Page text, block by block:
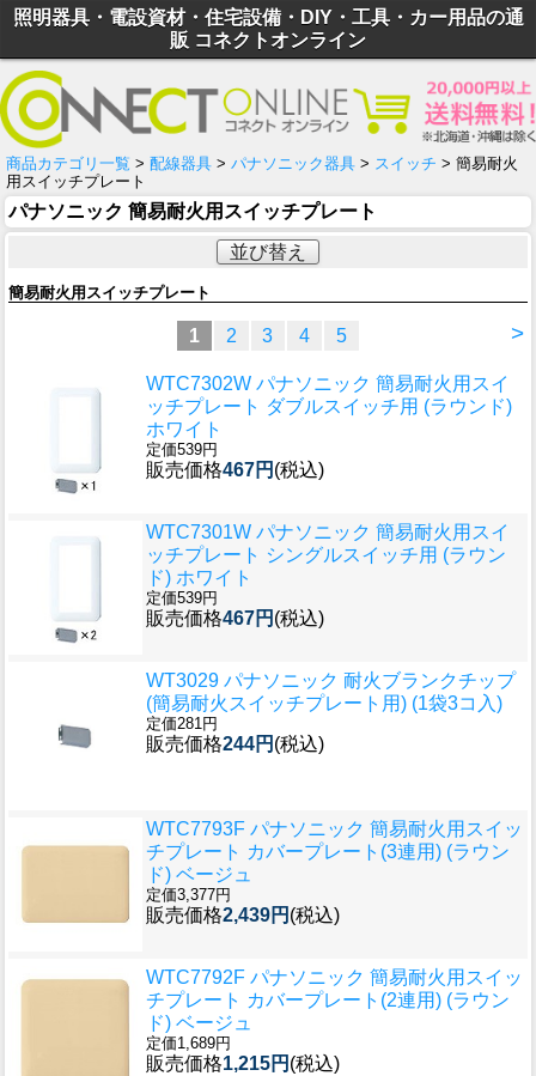
照明器具・電設資材・住宅設備・DIY・工具・カー用品の通
販 コネクトオンライン
商品カテゴリ一覧 > 配線器具 > パナソニック器具 > スイッチ > 簡易耐火
用スイッチプレート
パナソニック 簡易耐火用スイッチプレート
並び替え
簡易耐火用スイッチプレート
>
1 2 3 4 5
WTC7302W パナソニック 簡易耐火用スイ
ッチプレート ダブルスイッチ用 (ラウンド)
ホワイト
定価539円
販売価格467円 (税込)
WTC7301W パナソニック 簡易耐火用スイ
ッチプレート シングルスイッチ用 (ラウン
ド) ホワイト
定価539円
販売価格467円 (税込)
WT3029 パナソニック 耐火ブランクチップ
(簡易耐火スイッチプレート用) (1袋3コ入)
定価281円
販売価格244円 (税込)
WTC7793F パナソニック 簡易耐火用スイッ
チプレート カバープレート(3連用) (ラウン
ド) ベージュ
定価3,377円
販売価格2,439円 (税込)
WTC7792F パナソニック 簡易耐火用スイッ
チプレート カバープレート(2連用) (ラウン
ド) ベージュ
定価1,689円
販売価格1,215円 (税込)